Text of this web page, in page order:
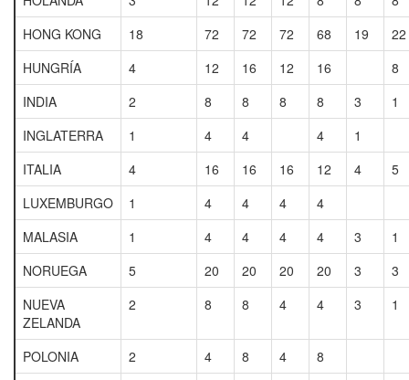
HONG KONG
18 72 72 72 68 19
22
HUNGRÍA
4 12 16 12 16
8
INDIA
2 8 8 8 8 3
1
INGLATERRA
1 4 4 4
1
ITALIA
4 16 16 16 12 4
5
LUXEMBURGO
1 4 4 4
4
MALASIA
1 4 4 4 4 3
1
NORUEGA
5 20 20 20 20 3
3
NUEVA
ZELANDA
2 8 8 4 4 3 1
POLONIA 2 4 8 4
8